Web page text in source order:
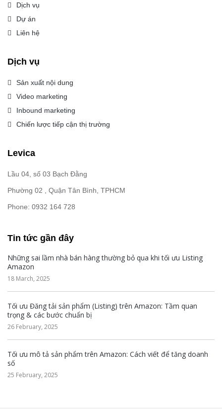
Dịch vụ
Dự án
Liên hệ
Dịch vụ
Sản xuất nội dung
Video marketing
Inbound marketing
Chiến lược tiếp cận thị trường
Levica
Lầu 04, số 03 Bạch Đằng
Phường 02 , Quận Tân Bình, TPHCM
Phone: 0932 164 728
Tin tức gần đây
Những sai lầm nhà bán hàng thường bỏ qua khi tối ưu Listing
Amazon
18 March, 2025
Tối ưu Đăng tải sản phẩm (Listing) trên Amazon: Tầm quan
trọng & các bước chuẩn bị
26 February, 2025
Tối ưu mô tả sản phẩm trên Amazon: Cách viết để tăng doanh
số
25 February, 2025